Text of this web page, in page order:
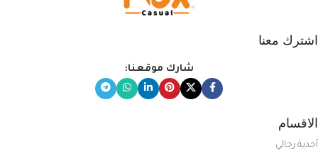
اشترك معنا
شارك موقعنا:
الاقسام
أحذية رجالي